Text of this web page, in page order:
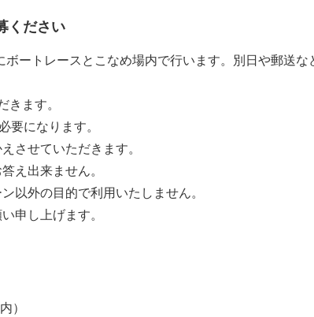
ください
ボートレースとこなめ場内で行います。別日や郵送
ます。
になります。
させていただきます。
え出来ません。
以外の目的で利用いたしません。
申し上げます。
）